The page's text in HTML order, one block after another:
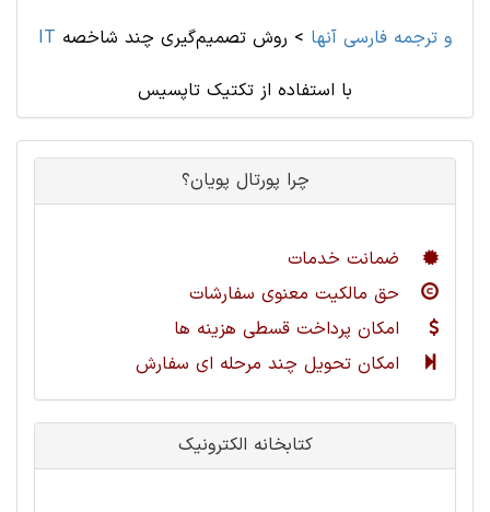
IT و ترجمه فارسی آنها > روش تصمیم‌گیری چند شاخصه
با استفاده از تکتیک تاپسیس
چرا پورتال پویان؟
ضمانت خدمات
حق مالکیت معنوی سفارشات
امکان پرداخت قسطی هزینه ها
امکان تحویل چند مرحله ای سفارش
کتابخانه الکترونیک